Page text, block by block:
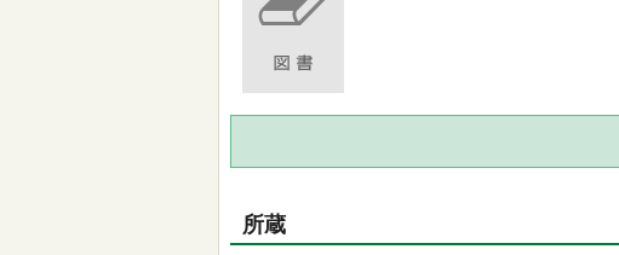
所蔵